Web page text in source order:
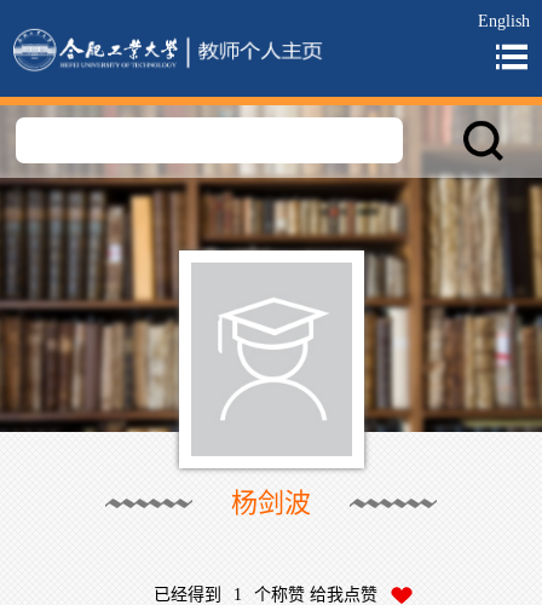
English
杨剑波
已经得到 1 个称赞 给我点赞